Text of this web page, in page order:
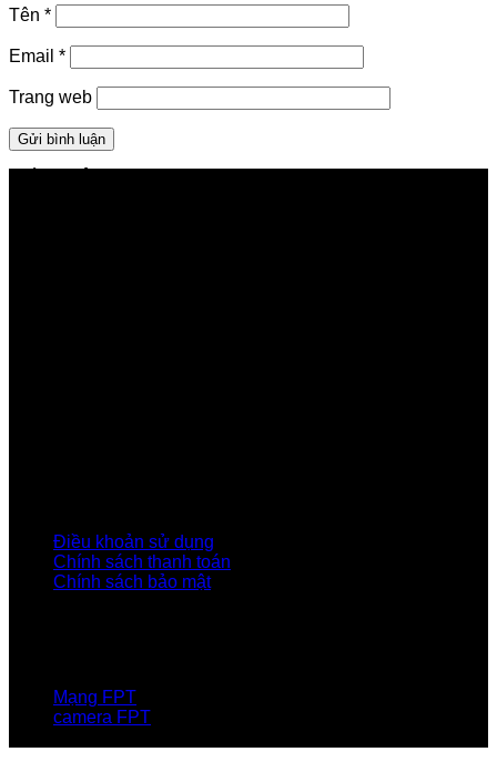
Tên *
Email *
Trang web
Điều khoản sử dụng
Chính sách thanh toán
Chính sách bảo mật
Mạng FPT
camera FPT